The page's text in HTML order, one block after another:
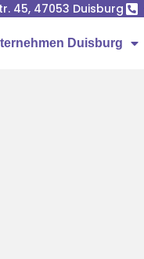
45, 47053 Duisburg
Duisburg